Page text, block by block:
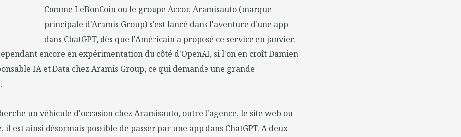
Comme LeBonCoin ou le groupe Accor, Aramisauto (marque
principale d'Aramis Group) s'est lancé dans l'aventure d'une app
dans ChatGPT, dès que l'Américain a proposé ce service en janvier.
encore en expérimentation du côté d'OpenAI, si l'on en croît Damien
IA et Data chez Aramis Group, ce qui demande une grande
un véhicule d'occasion chez Aramisauto, outre l'agence, le site web ou
il est ainsi désormais possible de passer par une app dans ChatGPT. A deux